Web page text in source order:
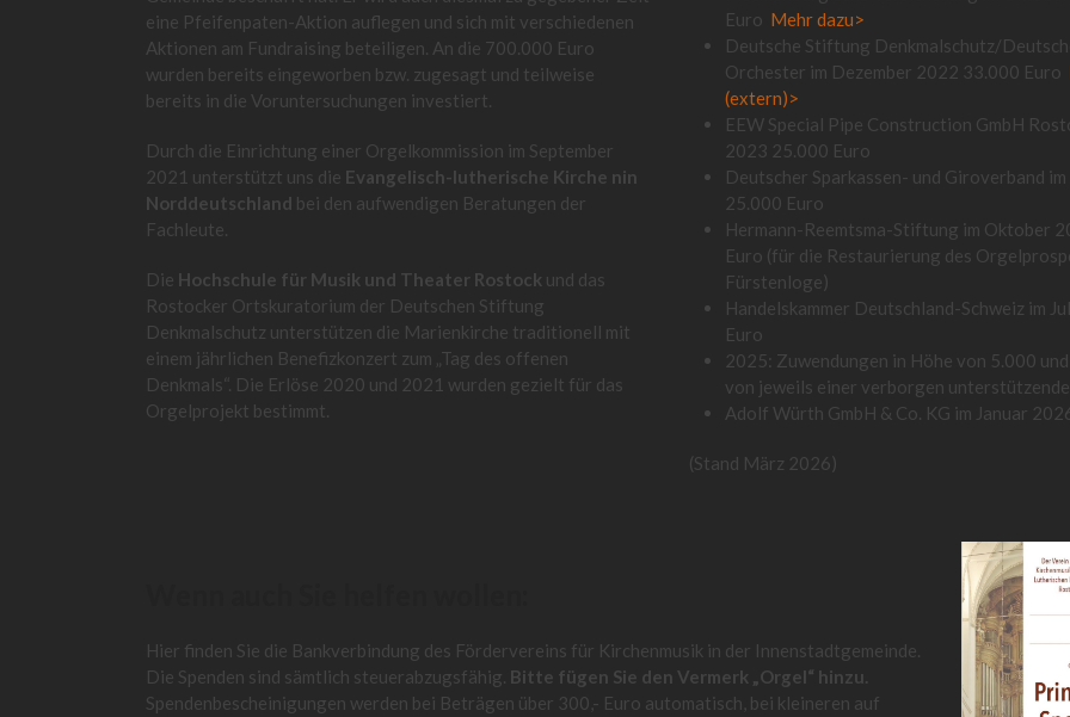
eine Pfeifenpaten-Aktion auflegen und sich mit verschiedenen
Aktionen am Fundraising beteiligen. An die 700.000 Euro
wurden bereits eingeworben bzw. zugesagt und teilweise
bereits in die Voruntersuchungen investiert.
Durch die Einrichtung einer Orgelkommission im September
2021 unterstützt uns die Evangelisch-lutherische Kirche nin
Norddeutschland bei den aufwendigen Beratungen der
Fachleute.
Die Hochschule für Musik und Theater Rostock und das
Rostocker Ortskuratorium der Deutschen Stiftung
Denkmalschutz unterstützen die Marienkirche traditionell mit
einem jährlichen Benefizkonzert zum „Tag des offenen
Denkmals“. Die Erlöse 2020 und 2021 wurden gezielt für das
Orgelprojekt bestimmt.
Euro Mehr dazu>
Deutsche Stiftung Denkmalschutz/
Orchester im Dezember 2022 33.000 Euro
(extern)>
EEW Special Pipe Construction GmbH
2023 25.000 Euro
Deutscher Sparkassen- und Giroverband
25.000 Euro
Hermann-Reemtsma-Stiftung im Oktober
Euro (für die Restaurierung des
Fürstenloge)
Handelskammer Deutschland-Schweiz im
Euro
2025: Zuwendungen in Höhe von 5.000
von jeweils einer verborgen
Adolf Würth GmbH & Co. KG im Januar
(Stand März 2026)
Hier finden Sie die Bankverbindung des Fördervereins für Kirchenmusik in der Innenstadtgemeinde.
Die Spenden sind sämtlich steuerabzugsfähig. Bitte fügen Sie den Vermerk „Orgel“ hinzu.
Spendenbescheinigungen werden bei Beträgen über 300,- Euro automatisch, bei kleineren auf